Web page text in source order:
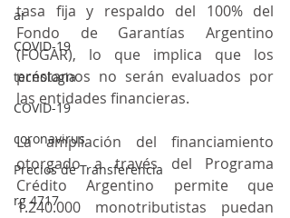
ai
COVID-19
tecnologia
COVID-19
coronavirus
Precios de Transferencia
rg 4717
tasa fija y respaldo del 100% del
Fondo de Garantías Argentino
(FOGAR), lo que implica que los
préstamos no serán evaluados por
las entidades financieras.
La ampliación del financiamiento
otorgado a través del Programa
Crédito Argentino permite que
1.240.000 monotributistas puedan